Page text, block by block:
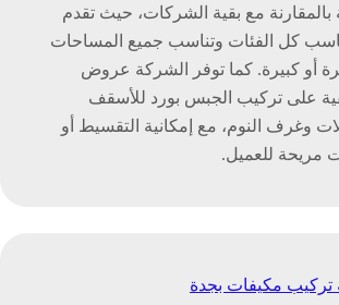
بالمقارنة مع بقية الشركات، حيث تقدم
كل الفئات وتناسب جميع المساحات
أو كبيرة. كما توفر الشركة عروض
على تركيب الجبس بورد للأسقف
وغرف النوم، مع إمكانية التقسيط أو
مريحة للعميل.
مكيفات بجدة